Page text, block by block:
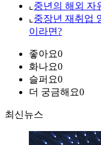
⌞ 중년의 해외 자
⌞ 중장년 재취업
이라면?
좋아요0
화나요0
슬퍼요0
더 궁금해요0
최신뉴스